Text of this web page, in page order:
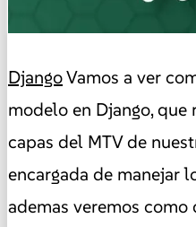
DjangoVamos a ver
modelo en Django, que
capas del MTV de
encargada de manejar
ademas veremos